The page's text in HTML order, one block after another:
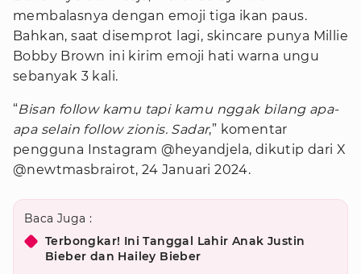
membalasnya dengan emoji tiga ikan paus.
Bahkan, saat disemprot lagi, skincare punya Millie
Bobby Brown ini kirim emoji hati warna ungu
sebanyak 3 kali.
“Bisan follow kamu tapi kamu nggak bilang apa-
apa selain follow zionis. Sadar,” komentar
pengguna Instagram @heyandjela, dikutip dari X
@newtmasbrairot, 24 Januari 2024.
Baca Juga :
Terbongkar! Ini Tanggal Lahir Anak Justin
Bieber dan Hailey Bieber